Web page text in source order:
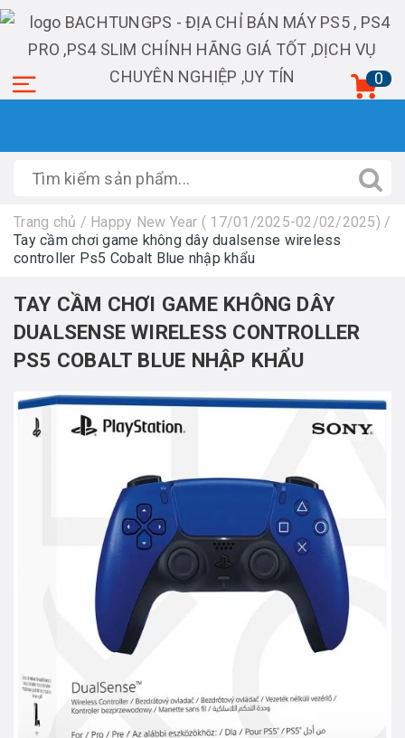
0
Trang chủ / Happy New Year ( 17/01/2025-02/02/2025) /
Tay cầm chơi game không dây dualsense wireless
controller Ps5 Cobalt Blue nhập khẩu
TAY CẦM CHƠI GAME KHÔNG DÂY
DUALSENSE WIRELESS CONTROLLER
PS5 COBALT BLUE NHẬP KHẨU